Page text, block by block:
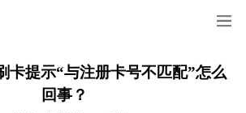
卡提示“与注册卡号不匹配”怎么
回事？